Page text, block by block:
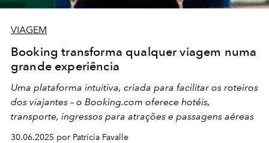
VIAGEM
Booking transforma qualquer viagem numa
grande experiência
Uma plataforma intuitiva, criada para facilitar os roteiros
dos viajantes – o Booking.com oferece hotéis,
transporte, ingressos para atrações e passagens aéreas
30.06.2025 por Patrícia Favalle